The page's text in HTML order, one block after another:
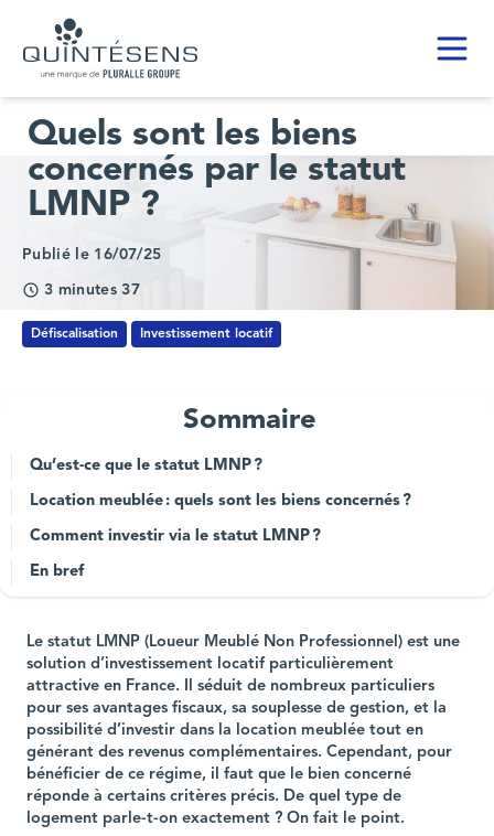
Home page
Quels sont les biens
concernés par le statut
LMNP ?
Publié le 16/07/25
3 minutes 37
Défiscalisation Investissement locatif
Sommaire
Qu’est-ce que le statut LMNP ?
Location meublée : quels sont les biens concernés ?
Comment investir via le statut LMNP ?
En bref
Le statut LMNP (Loueur Meublé Non Professionnel) est une
solution d’investissement locatif particulièrement
attractive en France. Il séduit de nombreux particuliers
pour ses avantages fiscaux, sa souplesse de gestion, et la
possibilité d’investir dans la location meublée tout en
générant des revenus complémentaires. Cependant, pour
bénéficier de ce régime, il faut que le bien concerné
réponde à certains critères précis. De quel type de
logement parle-t-on exactement ? On fait le point.